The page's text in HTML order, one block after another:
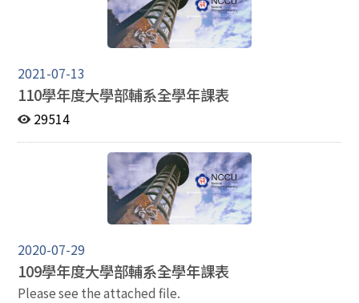
2021-07-13
110學年度大學部輔系全學年課表
29514
2020-07-29
109學年度大學部輔系全學年課表
Please see the attached file.